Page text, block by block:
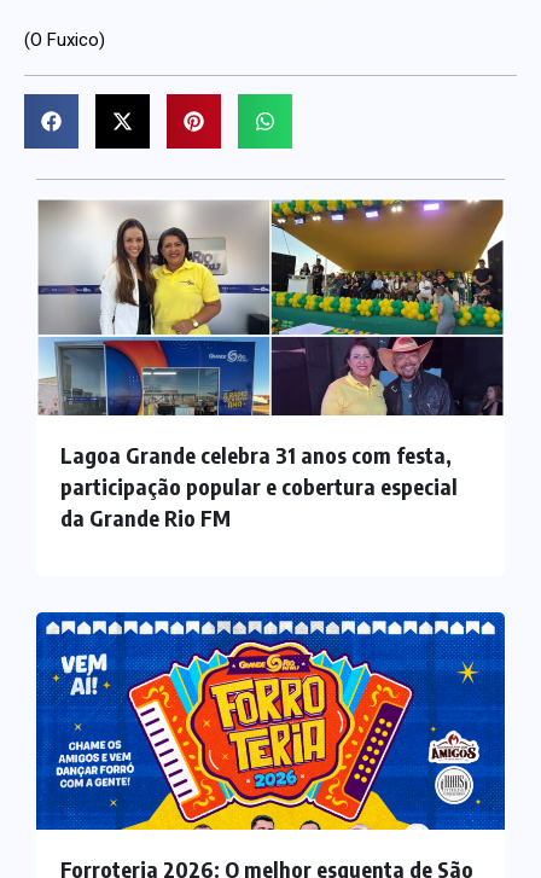
(O Fuxico)
Lagoa Grande celebra 31 anos com festa,
participação popular e cobertura especial
da Grande Rio FM
Forroteria 2026: O melhor esquenta de São